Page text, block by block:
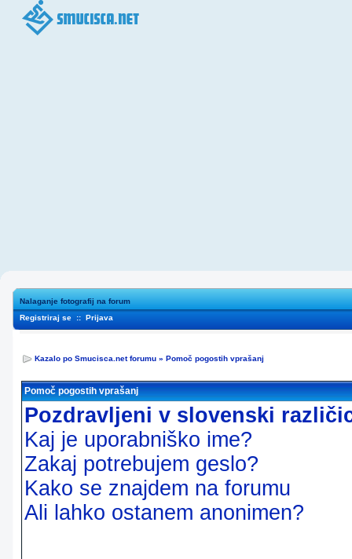
Nalaganje fotografij na forum
Registriraj se :: Prijava
Kazalo po Smucisca.net forumu » Pomoč pogostih vprašanj
Pomoč pogostih vprašanj
Pozdravljeni v slovenski
Kaj je uporabniško ime?
Zakaj potrebujem geslo?
Kako se znajdem na forumu
Ali lahko ostanem anonimen?